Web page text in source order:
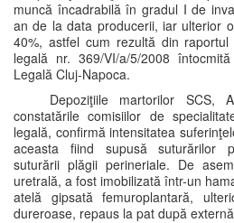
muncă încadrabilă în gradul I de
an de la data producerii, iar ulterior
40%, astfel cum rezultă din
legală nr. 369/VI/a/5/2008
Legală Cluj-Napoca.
Depoziţiile martorilor SCS,
constatările comisiilor de
legală, confirmă intensitatea
aceasta fiind supusă suturărilor
suturării plăgii perineriale. De
uretrală, a fost imobilizată într-un
atelă gipsată femuroplantară,
dureroase, repaus la pat după